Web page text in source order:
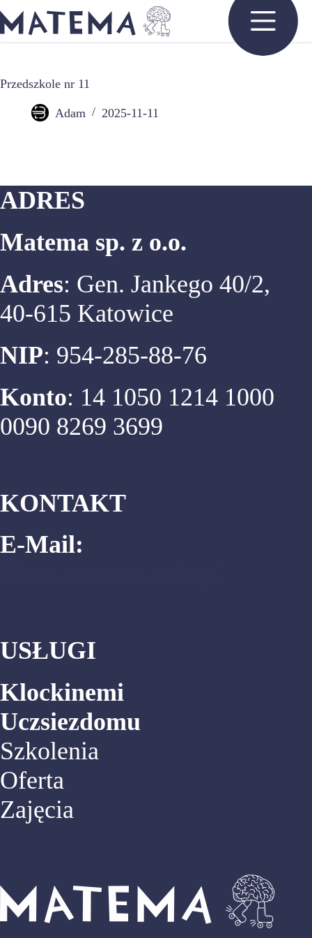
do
treści
Przedszkole nr 11
Adam 2025-11-11
ADRES
Matema sp. z o.o.
Adres: Gen. Jankego 40/2,
40-615 Katowice
NIP: 954-285-88-76
Konto: 14 1050 1214 1000
0090 8269 3699
KONTAKT
E-Mail:
USŁUGI
Klockinemi
Uczsiezdomu
Szkolenia
Oferta
Zajęcia